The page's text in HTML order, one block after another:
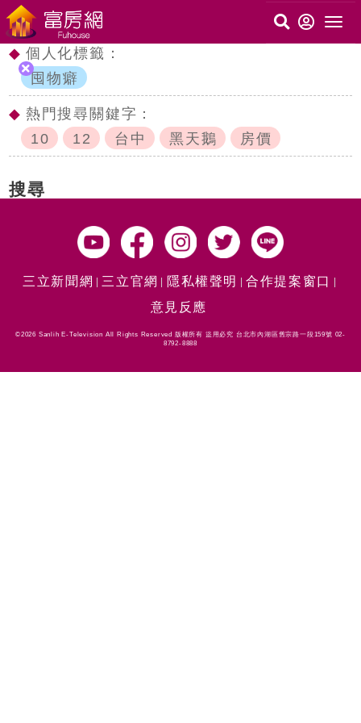
◆ 個人化標籤：
囤物癖
◆ 熱門搜尋關鍵字：
10
12 台中 黑天鵝 房價
搜尋
三立新聞網 三立官網 隱私權聲明
合作提案窗口
意見反應
©2026 Sanlih E-Television All Rights Reserved 版權所有 盜用必究 台北市內湖區舊宗路一段159號 02-
8792-8888